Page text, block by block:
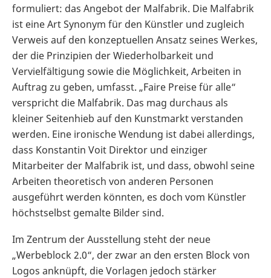
formuliert: das Angebot der Malfabrik. Die Malfabrik
ist eine Art Synonym für den Künstler und zugleich
Verweis auf den konzeptuellen Ansatz seines Werkes,
der die Prinzipien der Wiederholbarkeit und
Vervielfältigung sowie die Möglichkeit, Arbeiten in
Auftrag zu geben, umfasst. „Faire Preise für alle“
verspricht die Malfabrik. Das mag durchaus als
kleiner Seitenhieb auf den Kunstmarkt verstanden
werden. Eine ironische Wendung ist dabei allerdings,
dass Konstantin Voit Direktor und einziger
Mitarbeiter der Malfabrik ist, und dass, obwohl seine
Arbeiten theoretisch von anderen Personen
ausgeführt werden könnten, es doch vom Künstler
höchstselbst gemalte Bilder sind.
Im Zentrum der Ausstellung steht der neue
„Werbeblock 2.0“, der zwar an den ersten Block von
Logos anknüpft, die Vorlagen jedoch stärker